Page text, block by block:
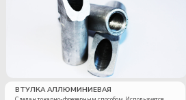
ВТУЛКА АЛЛЮМИНИЕВАЯ